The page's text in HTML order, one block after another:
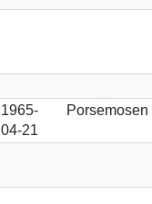
1965-
04-21
Porsemosen